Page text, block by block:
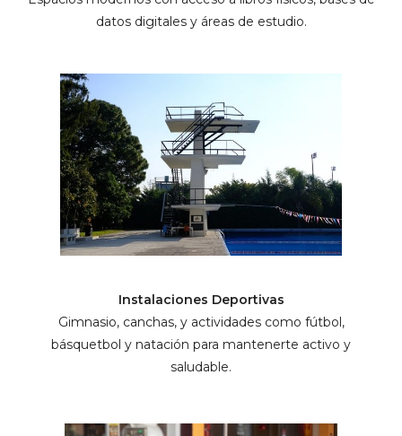
datos digitales y áreas de estudio.
Instalaciones Deportivas
Gimnasio, canchas, y actividades como fútbol,
básquetbol y natación para mantenerte activo y
saludable.